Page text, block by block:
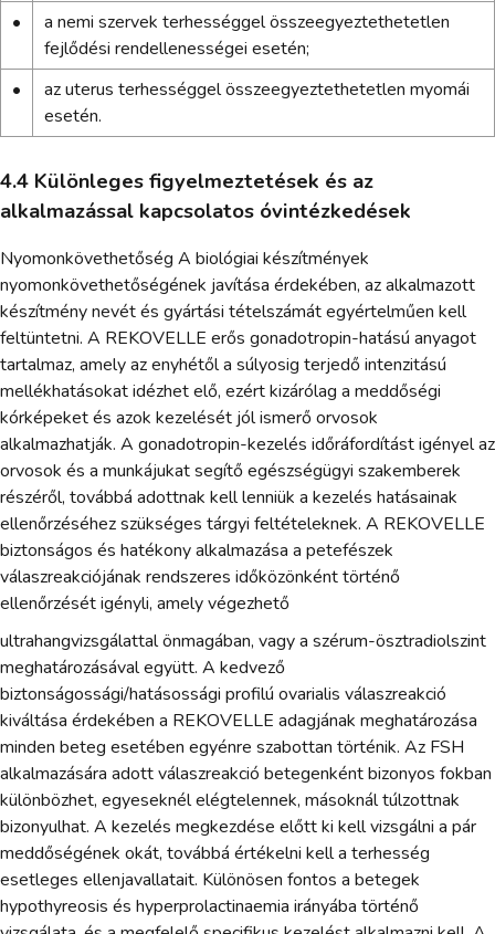
•
a nemi szervek terhességgel összeegyeztethetetlen
fejlődési rendellenességei esetén;
•
az uterus terhességgel összeegyeztethetetlen myomái
esetén.
4.4 Különleges figyelmeztetések és az
alkalmazással kapcsolatos óvintézkedések
Nyomonkövethetőség A biológiai készítmények
nyomonkövethetőségének javítása érdekében, az alkalmazott
készítmény nevét és gyártási tételszámát egyértelműen kell
feltüntetni. A REKOVELLE erős gonadotropin-hatású anyagot
tartalmaz, amely az enyhétől a súlyosig terjedő intenzitású
mellékhatásokat idézhet elő, ezért kizárólag a meddőségi
kórképeket és azok kezelését jól ismerő orvosok
alkalmazhatják. A gonadotropin-kezelés időráfordítást igényel az
orvosok és a munkájukat segítő egészségügyi szakemberek
részéről, továbbá adottnak kell lenniük a kezelés hatásainak
ellenőrzéséhez szükséges tárgyi feltételeknek. A REKOVELLE
biztonságos és hatékony alkalmazása a petefészek
válaszreakciójának rendszeres időközönként történő
ellenőrzését igényli, amely végezhető
ultrahangvizsgálattal önmagában, vagy a szérum-ösztradiolszint
meghatározásával együtt. A kedvező
biztonságossági/hatásossági profilú ovarialis válaszreakció
kiváltása érdekében a REKOVELLE adagjának meghatározása
minden beteg esetében egyénre szabottan történik. Az FSH
alkalmazására adott válaszreakció betegenként bizonyos fokban
különbözhet, egyeseknél elégtelennek, másoknál túlzottnak
bizonyulhat. A kezelés megkezdése előtt ki kell vizsgálni a pár
meddőségének okát, továbbá értékelni kell a terhesség
esetleges ellenjavallatait. Különösen fontos a betegek
hypothyreosis és hyperprolactinaemia irányába történő